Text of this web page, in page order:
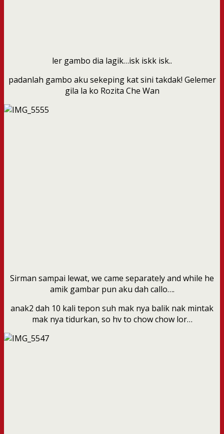
ler gambo dia lagik…isk iskk isk..
padanlah gambo aku sekeping kat sini takdak! Gelemer
gila la ko Rozita Che Wan
Sirman sampai lewat, we came separately and while he
amik gambar pun aku dah callo….
anak2 dah 10 kali tepon suh mak nya balik nak mintak
mak nya tidurkan, so hv to chow chow lor…